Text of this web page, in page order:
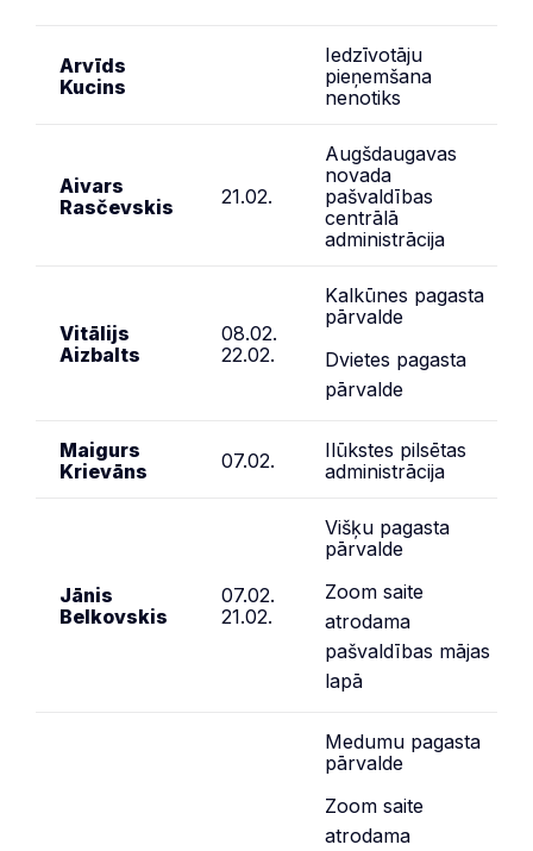
Arvīds
Kucins
Iedzīvotāju
pieņemšana
nenotiks
Aivars
Rasčevskis
21.02.
Augšdaugavas
novada
pašvaldības
centrālā
administrācija
Vitālijs
Aizbalts
08.02.
22.02.
Kalkūnes pagasta
pārvalde
Dvietes pagasta
pārvalde
Maigurs
Krievāns
07.02.
Ilūkstes pilsētas
administrācija
Jānis
Belkovskis
07.02.
21.02.
Višķu pagasta
pārvalde
Zoom saite
atrodama
pašvaldības mājas
lapā
Medumu pagasta
pārvalde
Zoom saite
atrodama